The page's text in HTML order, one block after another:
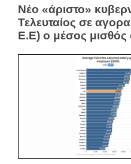
Νέο «άριστο»
Τελευταίος σε
Ε.Ε) ο μέσος